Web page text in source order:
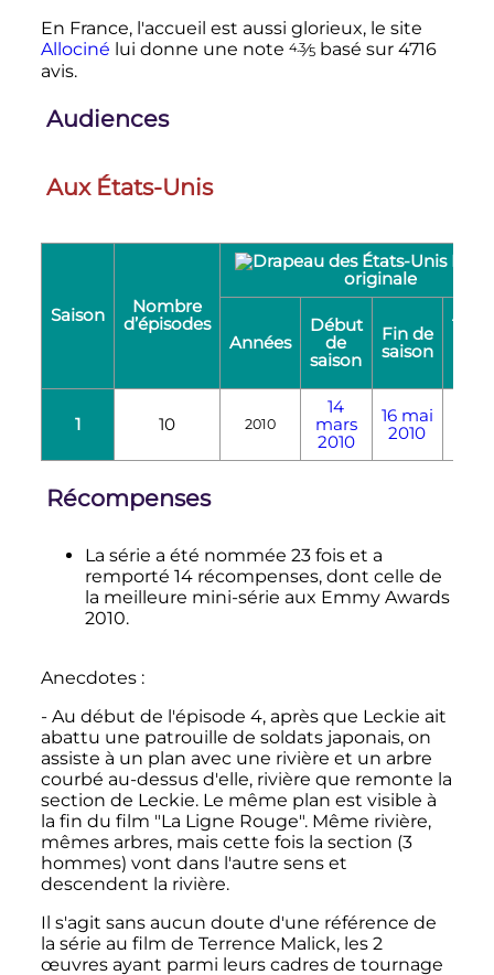
En France, l'accueil est aussi glorieux, le site
Allociné lui donne une note 4.3⁄5basé sur 4716
avis.
Audiences
Aux États-Unis
Saison
Nombre
d’épisodes
originale
Années
Début
de
saison
Fin de
saison
1 10 2010
14
mars
2010
16 mai
2010
Récompenses
La série a été nommée 23 fois et a
remporté 14 récompenses, dont celle de
la meilleure mini-série aux Emmy Awards
2010.
Anecdotes :
- Au début de l'épisode 4, après que Leckie ait
abattu une patrouille de soldats japonais, on
assiste à un plan avec une rivière et un arbre
courbé au-dessus d'elle, rivière que remonte la
section de Leckie. Le même plan est visible à
la fin du film "La Ligne Rouge". Même rivière,
mêmes arbres, mais cette fois la section (3
hommes) vont dans l'autre sens et
descendent la rivière.
Il s'agit sans aucun doute d'une référence de
la série au film de Terrence Malick, les 2
œuvres ayant parmi leurs cadres de tournage